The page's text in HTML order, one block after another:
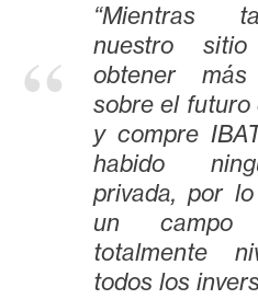
“Mientras
nuestro
obtener más
sobre el futuro
y compre
habido
privada, por
un
totalmente
todos los